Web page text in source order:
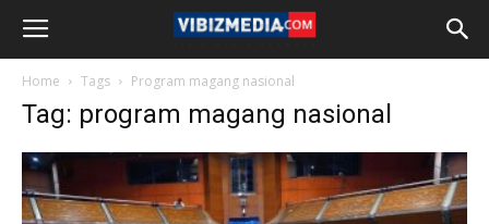
Home Tags Program magang nasional
Tag: program magang nasional